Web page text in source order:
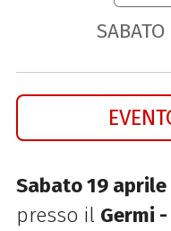
SABATO
Sabato 19 aprile
presso il Germi